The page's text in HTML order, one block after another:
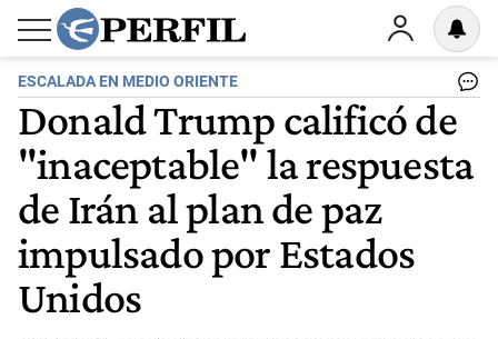
ESCALADA EN MEDIO ORIENTE
Donald Trump calificó de
"inaceptable" la respuesta
de Irán al plan de paz
impulsado por Estados
Unidos